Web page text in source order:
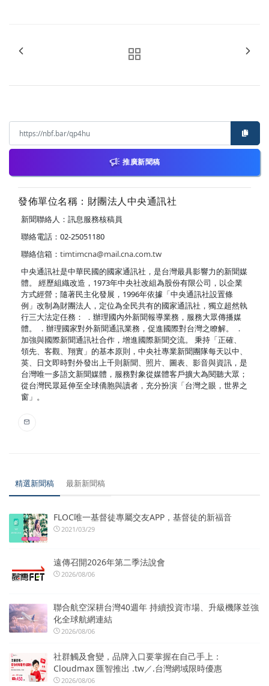
推廣新聞稿
發佈單位名稱：財團法人中央通訊社
新聞聯絡人：訊息服務核稿員
聯絡電話：02-25051180
聯絡信箱： timtimcna@mail.cna.com.tw
中央通訊社是中華民國的國家通訊社，是台灣最具影響力的新聞媒
體。 經歷組織改造，1973年中央社改組為股份有限公司，以企業
方式經營；隨著民主化發展，1996年依據「中央通訊社設置條
例」改制為財團法人，定位為全民共有的國家通訊社，獨立超然執
行三大法定任務： ．辦理國內外新聞報導業務，服務大眾傳播媒
體。 ．辦理國家對外新聞通訊業務，促進國際對台灣之瞭解。 ．
加強與國際新聞通訊社合作，增進國際新聞交流。 秉持「正確、
領先、客觀、翔實」的基本原則，中央社專業新聞團隊每天以中、
英、日文即時對外發出上千則新聞、照片、圖表、影音與資訊，是
台灣唯一多語文新聞媒體，服務對象從媒體客戶擴大為閱聽大眾；
從台灣民眾延伸至全球僑胞與讀者，充分扮演「台灣之眼，世界之
窗」。
精選新聞稿 最新新聞稿
FLOC唯一基督徒專屬交友APP，基督徒的新福音
2021/03/29
遠傳召開2026年第二季法說會
2026/08/06
聯合航空深耕台灣40週年 持續投資市場、升級機隊並強
化全球航網連結
2026/08/06
社群觸及會變，品牌入口要掌握在自己手上：
Cloudmax 匯智推出 .tw／.台灣網域限時優惠
2026/08/06